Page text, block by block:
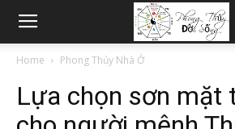
Home Phong Thủy Nhà Ở
Lựa chọn sơn mặt